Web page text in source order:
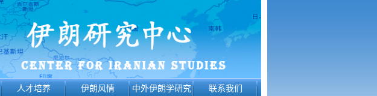
人才培养 伊朗风情 中外伊朗学研究 联系我们